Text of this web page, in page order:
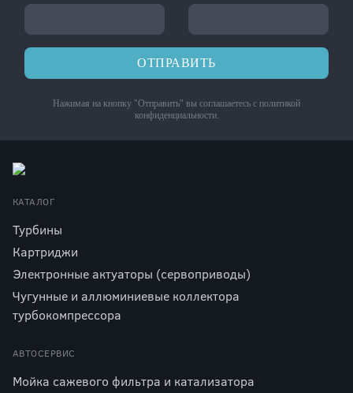
ОТПРАВИТЬ
Нажимая на кнопку "Отправить" вы соглашаетесь с политикой
конфиденциальности.
КАТАЛОГ
Турбины
Картриджи
Электронные актуаторы (сервоприводы)
Чугунные и аллюминиевые коллектора
турбокомпрессора
АВТОСЕРВИС
Мойка сажевого фильтра и катализатора